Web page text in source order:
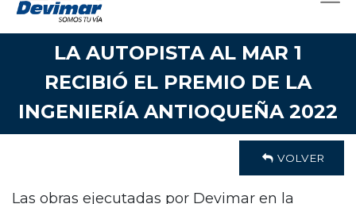
LA AUTOPISTA AL MAR 1
RECIBIÓ EL PREMIO DE LA
INGENIERÍA ANTIOQUEÑA 2022
VOLVER
Las obras ejecutadas por Devimar en la